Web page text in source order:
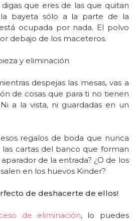
que eres de las que quitan
bayeta sólo a la parte de la
ocupada por nada. El polvo
debajo de los maceteros.
y eliminación
despejas las mesas, vas a
de cosas que para ti no tienen
a la vista, ni guardadas en un
regalos de boda que nunca
las cartas del banco que forman
de la entrada? ¿O de los
en los huevos Kinder?
de deshacerte de ellos!
de eliminación, lo puedes